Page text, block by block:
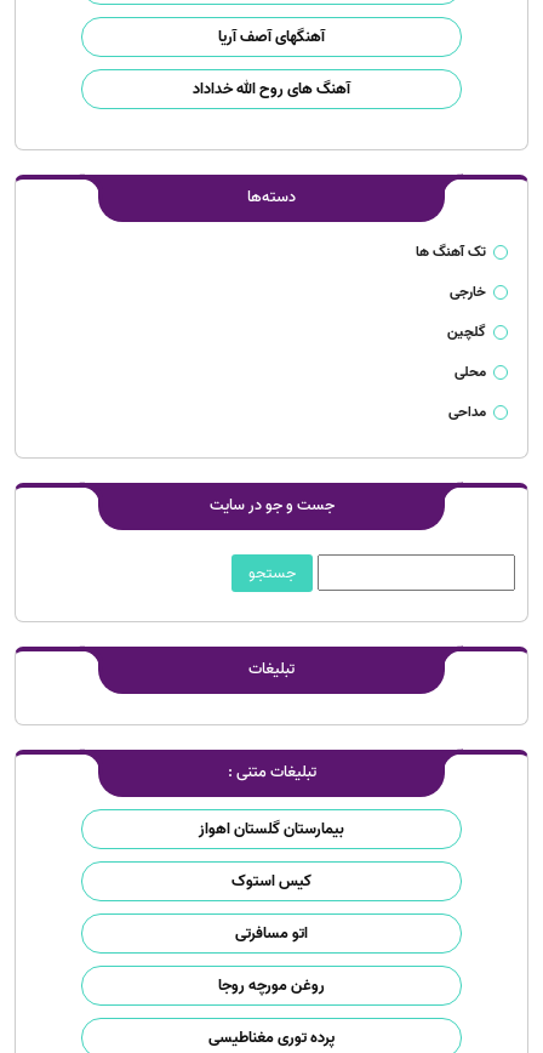
آهنگهای آصف آریا
آهنگ های روح الله خداداد
دسته‌ها
تک آهنگ ها
خارجی
گلچین
محلی
مداحی
جست و جو در سایت
تبلیغات
تبلیغات متنی :
بیمارستان گلستان اهواز
کیس استوک
اتو مسافرتی
روغن مورچه روجا
پرده توری مغناطیسی